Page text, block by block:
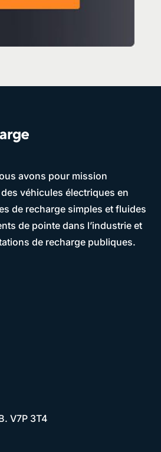
avons pour mission
des véhicules électriques en
de recharge simples et fluides
de pointe dans l’industrie et
de recharge publiques.
V7P 3T4